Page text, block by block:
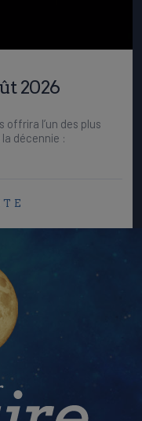
2026
offrira l’un des plus
décennie :